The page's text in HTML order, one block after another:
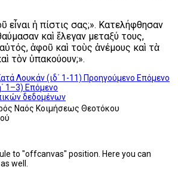
εἶναι ἡ πίστις σας;». Κατελήφθησαν
καὶ ἔλεγαν μεταξύ τους,
ἀφοῦ καὶ τοὺς ἀνέμους καὶ τὰ
τὸν ὑπακούουν;».
Λουκάν (ιδ΄ 1-11) Προηγούμενο Επόμενο
1–3) Επόμενο
Ναός Κοιμήσεως Θεοτόκου
to "offcanvas" position. Here you can
well.